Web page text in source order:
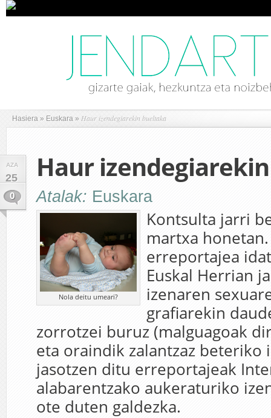
Hasiera » Euskara » Haur izendegiarekin bueltaka
AZA
25
0
Haur
Atalak: Euskara
Nola deitu umeari?
Kontsulta jarri
martxa
erreportajea
Euskal Herrian
izenaren
grafiarekin
zorrotzei buruz (malguagoak
eta oraindik zalantzaz beteriko
jasotzen ditu erreportajeak
alabarentzako aukeraturiko
ote duten galdezka.